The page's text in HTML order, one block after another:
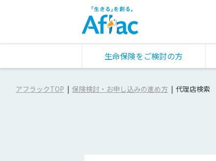
生命保険をご検討の方
アフラックTOP 保険検討・お申し込みの進め方 代理店検索